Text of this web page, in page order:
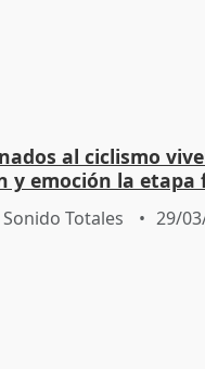
al ciclismo
y emoción la etapa
Catalunya
Sonido Totales 29/